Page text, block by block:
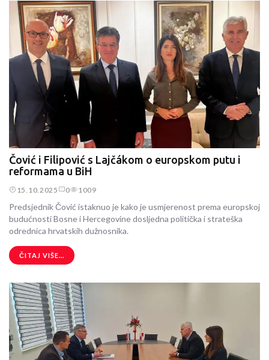
Čović i Filipović s Lajčákom o europskom putu i
reformama u BiH
15.10.2025 0 1009
Predsjednik Čović istaknuo je kako je usmjerenost prema europskoj
budućnosti Bosne i Hercegovine dosljedna politička i strateška
odrednica hrvatskih dužnosnika.
ČITAJ VIŠE...